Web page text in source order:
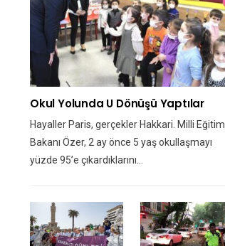
Okul Yolunda U Dönüşü Yaptılar
Hayaller Paris, gerçekler Hakkari. Milli Eğitim
Bakanı Özer, 2 ay önce 5 yaş okullaşmayı
yüzde 95’e çıkardıklarını…